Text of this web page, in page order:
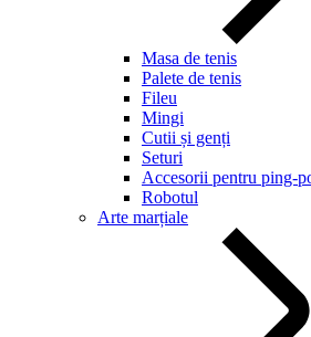
Masa de tenis
Palete de tenis
Fileu
Mingi
Cutii și genți
Seturi
Accesorii pentru ping-
Robotul
Arte marțiale